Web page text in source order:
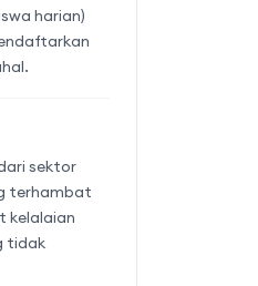
harian)
sektor
terhambat
kelalaian
tidak